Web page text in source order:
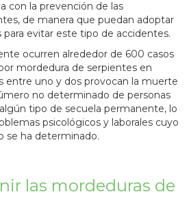
con la prevención de las
de manera que puedan adoptar
para evitar este tipo de accidentes.
ocurren alrededor de 600 casos
mordedura de serpientes en
entre uno y dos provocan la muerte
no determinado de personas
tipo de secuela permanente, lo
psicológicos y laborales cuyo
se ha determinado.
las mordeduras de